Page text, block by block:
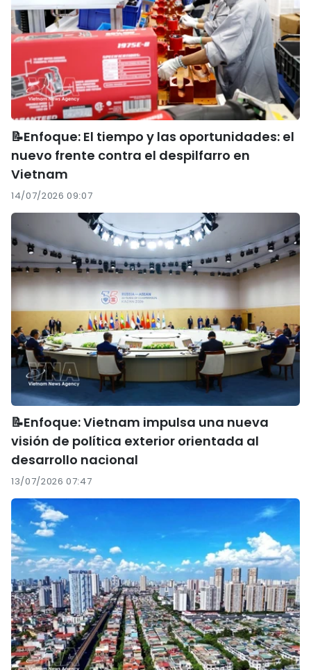
📝Enfoque: El tiempo y las oportunidades: el
nuevo frente contra el despilfarro en
Vietnam
14/07/2026 09:07
📝Enfoque: Vietnam impulsa una nueva
visión de política exterior orientada al
desarrollo nacional
13/07/2026 07:47